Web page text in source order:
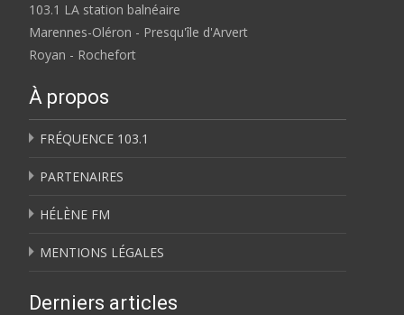
103.1 LA station balnéaire
Marennes-Oléron - Presqu'île d'Arvert
Royan - Rochefort
À propos
FRÉQUENCE 103.1
PARTENAIRES
HÉLÈNE FM
MENTIONS LÉGALES
Derniers articles